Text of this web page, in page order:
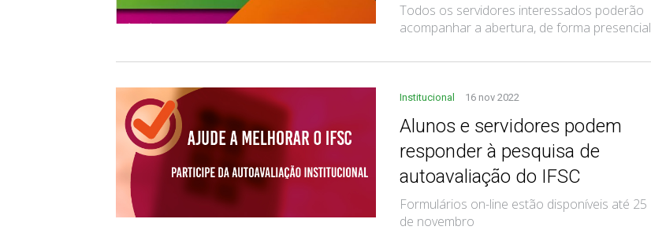
Todos os servidores interessados poderão
acompanhar a abertura, de forma presencial
Institucional 16 nov 2022
Alunos e servidores podem
responder à pesquisa de
autoavaliação do IFSC
Formulários on-line estão disponíveis até 25
de novembro